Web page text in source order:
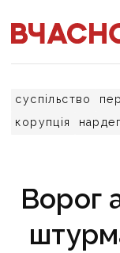
суспільство
корупція
Ворог